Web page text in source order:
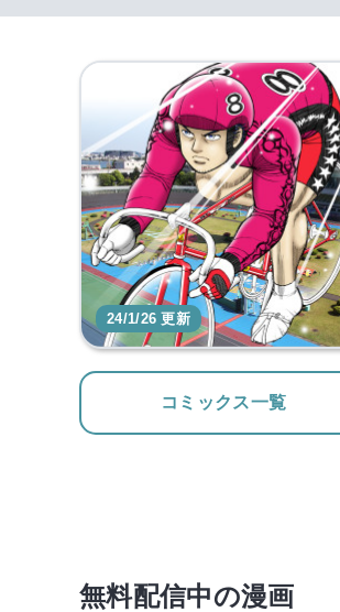
24/1/26 更新
コミックス一覧
無料配信中の漫画